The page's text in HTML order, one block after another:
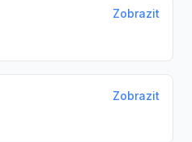
Zobrazit
Zobrazit